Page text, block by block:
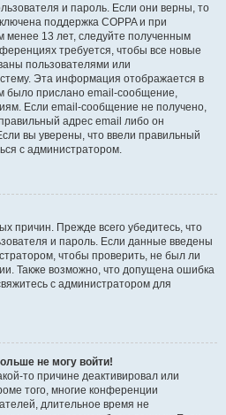
и пароль. Если они верны, то
поддержка COPPA и при
менее 13 лет, следуйте полученным
требуется, чтобы все новые
пользователями или
Эта информация отображается в
было прислано email-сообщение,
Если email-сообщение не получено,
адрес email либо он
вы уверены, что ввели правильный
с администратором.
причин. Прежде всего убедитесь, что
и пароль. Если данные введены
чтобы проверить, не был ли
Также возможно, что допущена ошибка
с администратором для
не могу войти!
то причине деактивировал или
того, многие конференции
длительное время не